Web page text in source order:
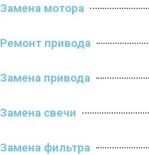
Замена мотора
Ремонт привода
Замена привода
Замена свечи
Замена фильтра